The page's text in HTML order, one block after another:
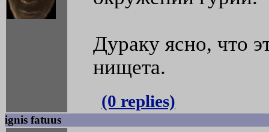
Дураку ясно, что
нищета.
(0 replies)
ignis fatuus